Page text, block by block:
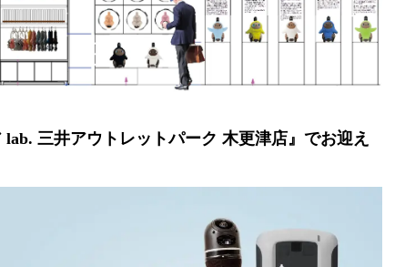
三井アウトレットパーク 木更津店』でお迎え